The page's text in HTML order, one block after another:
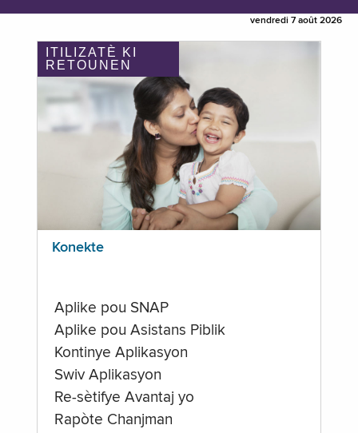
vendredi 7 août 2026
ITILIZATÈ KI
RETOUNEN
Konekte
Aplike pou SNAP
Aplike pou Asistans Piblik
Kontinye Aplikasyon
Swiv Aplikasyon
Re-sètifye Avantaj yo
Rapòte Chanjman